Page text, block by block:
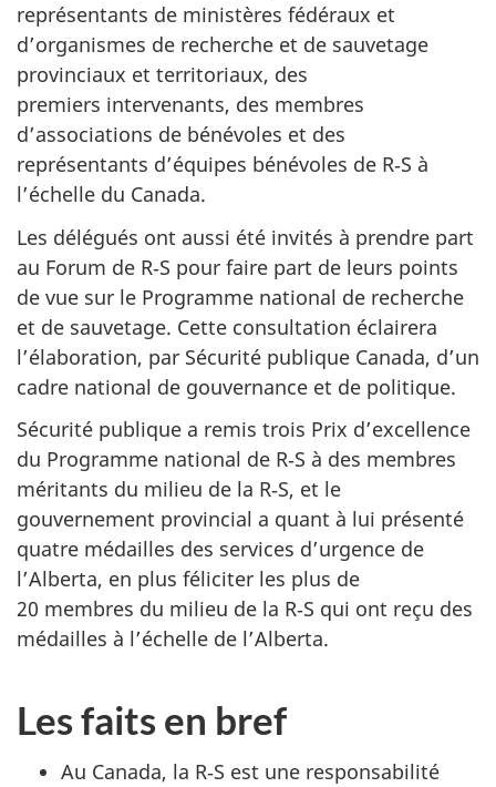
représentants de ministères fédéraux et
d’organismes de recherche et de sauvetage
provinciaux et territoriaux, des
premiers intervenants, des membres
d’associations de bénévoles et des
représentants d’équipes bénévoles de R‑S à
l’échelle du Canada.
Les délégués ont aussi été invités à prendre part
au Forum de R‑S pour faire part de leurs points
de vue sur le Programme national de recherche
et de sauvetage. Cette consultation éclairera
l’élaboration, par Sécurité publique Canada, d’un
cadre national de gouvernance et de politique.
Sécurité publique a remis trois Prix d’excellence
du Programme national de R‑S à des membres
méritants du milieu de la R‑S, et le
gouvernement provincial a quant à lui présenté
quatre médailles des services d’urgence de
l’Alberta, en plus féliciter les plus de
20 membres du milieu de la R‑S qui ont reçu des
médailles à l’échelle de l’Alberta.
Les faits en bref
Au Canada, la R‑S est une responsabilité